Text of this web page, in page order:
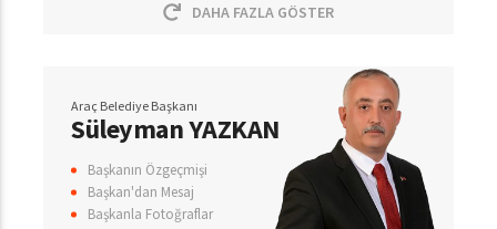
DAHA FAZLA GÖSTER
Araç Belediye Başkanı
Süleyman YAZKAN
Başkanın Özgeçmişi
Başkan'dan Mesaj
Başkanla Fotoğraflar